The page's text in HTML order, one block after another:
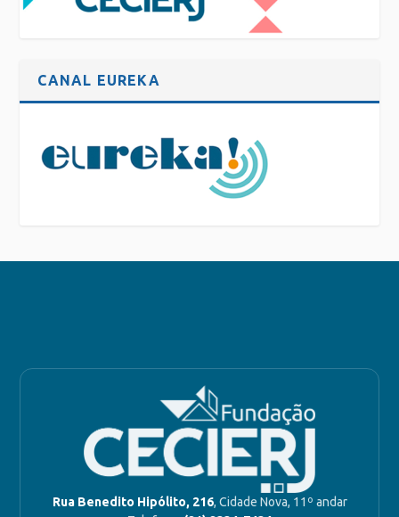
CANAL EUREKA
Rua Benedito Hipólito, 216, Cidade Nova, 11º andar